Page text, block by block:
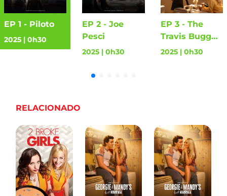
EP 1 - Piloto
2025 | 0h30
EP 2 - Joe
Pesci
2025 | 0h30
EP 3 - The
Travis Bugg
Affair
2025 | 0h30
RELACIONADO